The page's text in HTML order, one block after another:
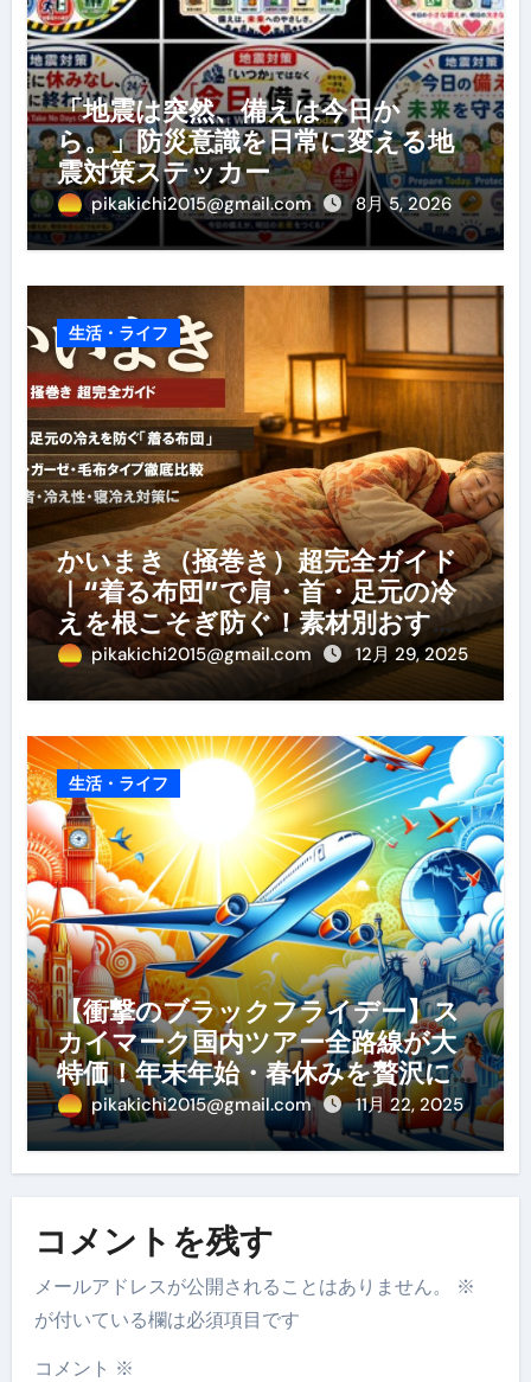
「地震は突然、備えは今日か
ら。」防災意識を日常に変える地
震対策ステッカー
pikakichi2015@gmail.com 8月 5, 2026
生活・ライフ
かいまき（掻巻き）超完全ガイド
｜“着る布団”で肩・首・足元の冷
えを根こそぎ防ぐ！素材別おすす
め・選び方・洗い方・Q&Aまで
pikakichi2015@gmail.com 12月 29, 2025
生活・ライフ
【衝撃のブラックフライデー】ス
カイマーク国内ツアー全路線が大
特価！年末年始・春休みを贅沢に
過ごす賢い予約ガイド
pikakichi2015@gmail.com 11月 22, 2025
コメントを残す
メールアドレスが公開されることはありません。
※
が付いている欄は必須項目です
コメント ※